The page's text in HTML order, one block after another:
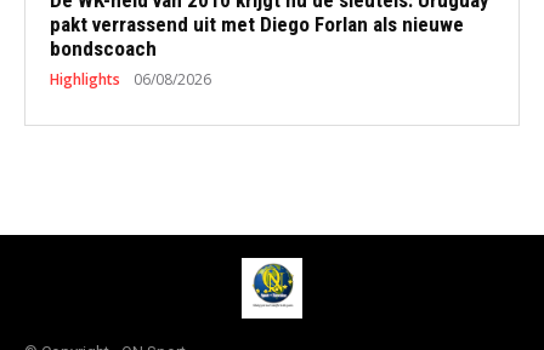
pakt verrassend uit met Diego Forlan als nieuwe
bondscoach
Highlights 06/08/2026